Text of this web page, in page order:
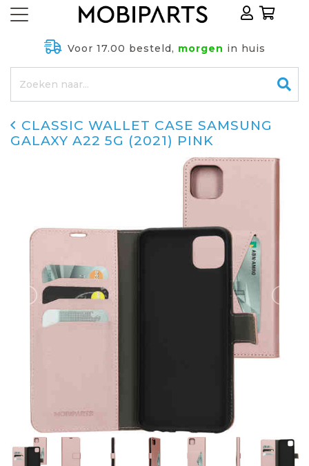
Voor 17.00 besteld, morgen in huis
CLASSIC WALLET CASE SAMSUNG
GALAXY A22 5G (2021) PINK